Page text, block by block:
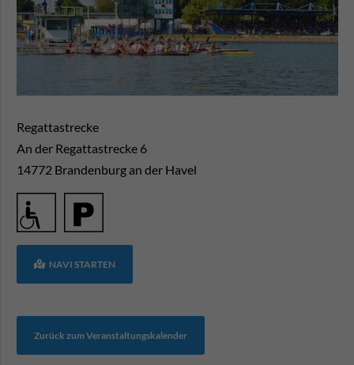
Regattastrecke
An der Regattastrecke 6
14772 Brandenburg an der Havel
NAVI STARTEN
Zurück zum Veranstaltungskalender